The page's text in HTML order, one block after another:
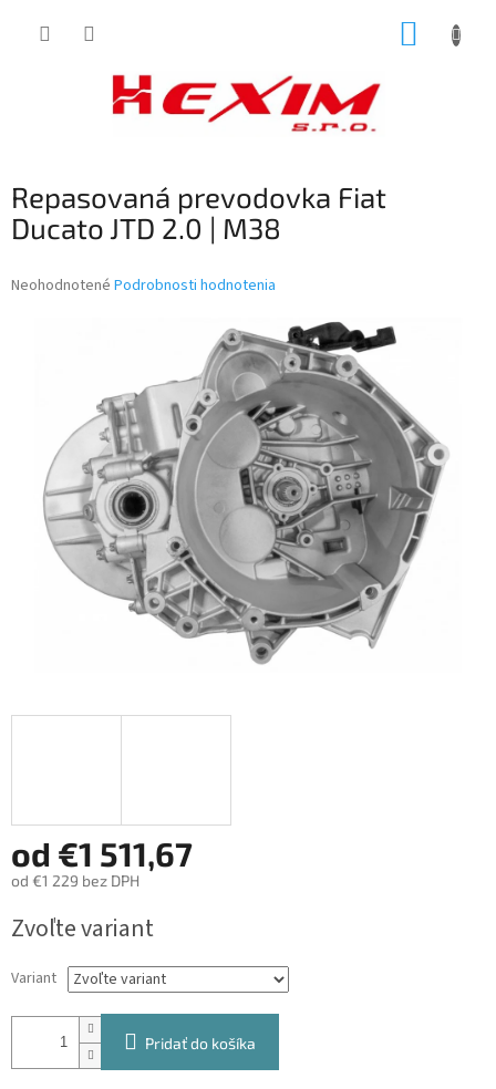
Repasovaná prevodovka Fiat
Ducato JTD 2.0 | M38
Priemerné
hviezdičiek.
Neohodnotené Podrobnosti hodnotenia
od €1 511,67
od €1 229 bez DPH
cena:
Zvoľte variant
Variant
Pridať do košíka